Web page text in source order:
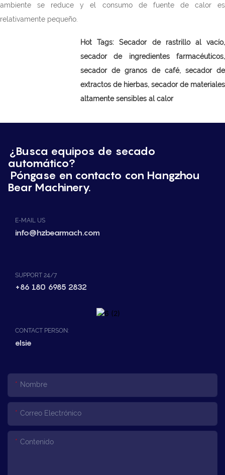
ambiente se reduce y el consumo de fuente de calor es
relativamente pequeño.
Hot Tags: Secador de rastrillo al vacío,
secador de ingredientes farmacéuticos,
secador de granos de café, secador de
extractos de hierbas, secador de materiales
altamente sensibles al calor
¿Busca equipos de secado
automático?
Póngase en contacto con Hangzhou
Bear Machinery.
E-MAIL US
info@hzbearmach.com
SUPPORT 24/7
+86 180 6985 2832
CONTACT PERSON:
elsie
Nombre
Correo Electrónico
Contenido